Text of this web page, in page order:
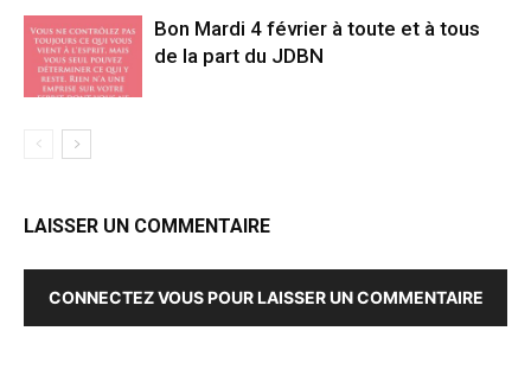
Bon Mardi 4 février à toute et à tous
de la part du JDBN
LAISSER UN COMMENTAIRE
CONNECTEZ VOUS POUR LAISSER UN COMMENTAIRE